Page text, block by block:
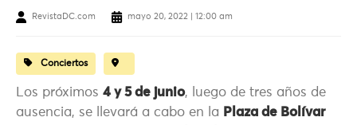
RevistaDC.com mayo 20, 2022 | 12:00 am
Conciertos
Los próximos 4 y 5 de junio, luego de tres años de
ausencia, se llevará a cabo en la Plaza de Bolívar